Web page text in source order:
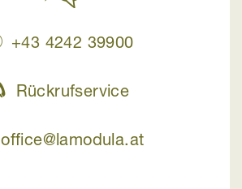
+43 4242 39900
Rückrufservice
office@lamodula.at